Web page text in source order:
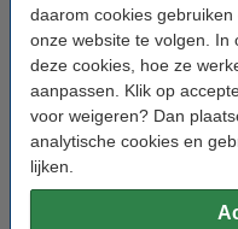
daarom cookies
onze website te volgen. In
deze cookies, hoe ze
aanpassen. Klik op
voor weigeren? Dan
analytische cookies en
lijken.
Werktemperatuur: -20-
Beschermingsniveau:
Gebruik:
Branduren:
uw